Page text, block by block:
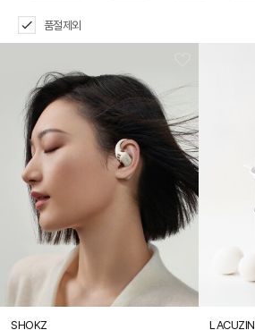
품절제외
SHOKZ
LACUZIN